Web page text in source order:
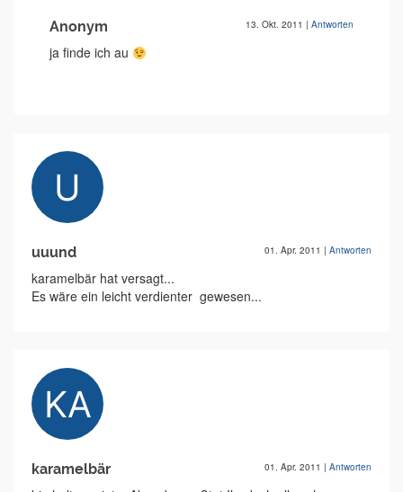
Anonym 13. Okt. 2011 | Antworten
ja finde ich au
uuund 01. Apr. 2011 | Antworten
karamelbär hat versagt...
Es wäre ein leicht verdienter  gewesen...
karamelbär 01. Apr. 2011 | Antworten